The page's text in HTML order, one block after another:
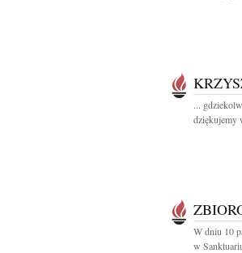
...
dziękujemy
W dniu 10
w